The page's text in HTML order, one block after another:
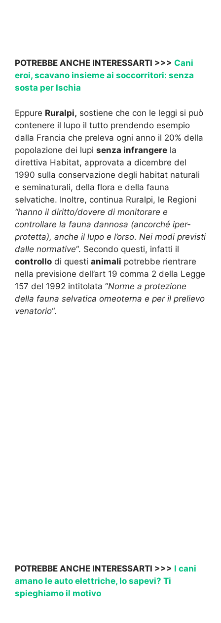
POTREBBE ANCHE INTERESSARTI >>> Cani
eroi, scavano insieme ai soccorritori: senza
sosta per Ischia
Eppure Ruralpi, sostiene che con le leggi si può
contenere il lupo il tutto prendendo esempio
dalla Francia che preleva ogni anno il 20% della
popolazione dei lupi senza infrangere la
direttiva Habitat, approvata a dicembre del
1990 sulla conservazione degli habitat naturali
e seminaturali, della flora e della fauna
selvatiche. Inoltre, continua Ruralpi, le Regioni
“hanno il diritto/dovere di monitorare e
controllare la fauna dannosa (ancorché iper-
protetta), anche il lupo e l’orso. Nei modi previsti
dalle normative“. Secondo questi, infatti il
controllo di questi animali potrebbe rientrare
nella previsione dell’art 19 comma 2 della Legge
157 del 1992 intitolata “Norme a protezione
della fauna selvatica omeoterna e per il prelievo
venatorio“.
POTREBBE ANCHE INTERESSARTI >>> I cani
amano le auto elettriche, lo sapevi? Ti
spieghiamo il motivo